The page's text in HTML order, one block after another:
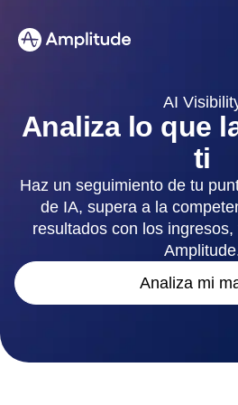
IA
Amplitude AI
AI Feedback
Análisis de agentes
Soluciones
B2B
Recursos
Blog
AI
Analiza lo que
ti
Haz un seguimiento de tu
de IA, supera a la
resultados con los
Analiza mi